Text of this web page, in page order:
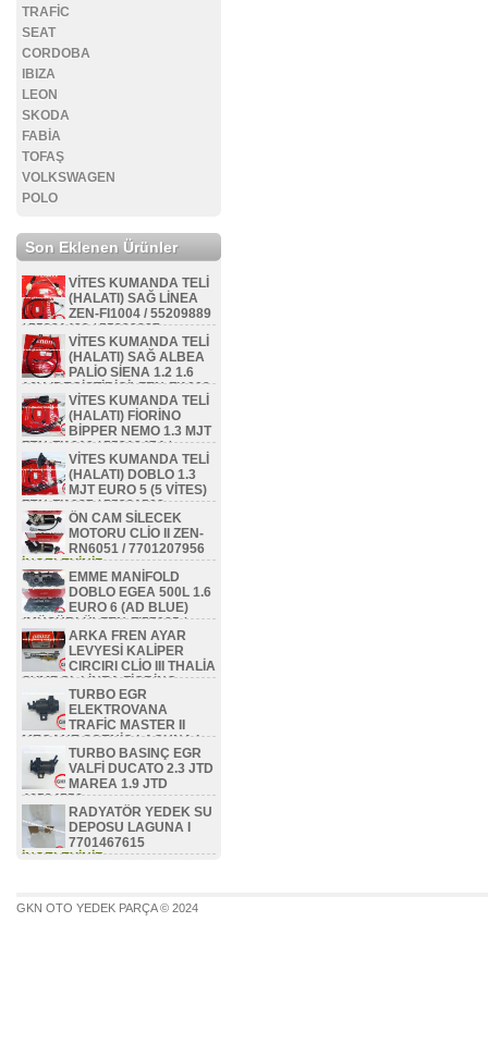
TRAFİC
SEAT
CORDOBA
IBIZA
LEON
SKODA
FABİA
TOFAŞ
VOLKSWAGEN
POLO
Son Eklenen Ürünler
VİTES KUMANDA TELİ
(HALATI) SAĞ LİNEA
ZEN-FI1004 / 55209889
/ 55231423 / 55228887
İNCELEYİNİZ...VİTES KUMANDA TELİ
(HALATI) SAĞ ALBEA
PALİO SİENA 1.2 1.6
16V (DEGİŞTİRİCİ) ZEN-FI1002
/ 46800214
İNCELEYİNİZ...
VİTES KUMANDA TELİ
(HALATI) FİORİNO
BİPPER NEMO 1.3 MJT
ZEN-FI1010 / 55212474 /
55231412 / 55218870 /
55247553 / 55212473 /
55255706
İNCELEYİNİZ...
VİTES KUMANDA TELİ
(HALATI) DOBLO 1.3
MJT EURO 5 (5 VİTES)
ZEN-FI1027 / 55221508
İNCELEYİNİZ...ÖN CAM SİLECEK
MOTORU CLİO II ZEN-
RN6051 / 7701207956
İNCELEYİNİZ...
EMME MANİFOLD
DOBLO EGEA 500L 1.6
EURO 6 (AD BLUE)
(MÜŞÜRLÜ) ZEN-FI57085 /
46336475 / 46351479 /
46354786 / 46353418
İNCELEYİNİZ...
ARKA FREN AYAR
LEVYESİ KALİPER
CIRCIRI CLİO III THALİA
SYMBOL LİNEA FİORİNO
BİPPER NEMO ZEN-FI8506 /
77362444
İNCELEYİNİZ...
TURBO EGR
ELEKTROVANA
TRAFİC MASTER II
MEGANE SCENİC LAGUNA I
1.9 DCİ F9Q 7700113071
İNCELEYİNİZ...
TURBO BASINÇ EGR
VALFİ DUCATO 2.3 JTD
MAREA 1.9 JTD
46524556
İNCELEYİNİZ...RADYATÖR YEDEK SU
DEPOSU LAGUNA I
7701467615
İNCELEYİNİZ...
GKN OTO YEDEK PARÇA © 2024